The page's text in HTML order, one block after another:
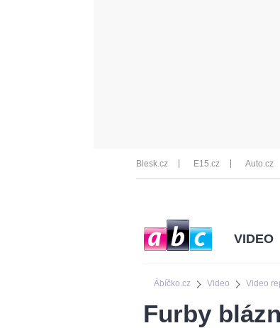
Blesk.cz E15.cz Auto.cz
Ábíčko.cz Video Video
VIDEO
Furby